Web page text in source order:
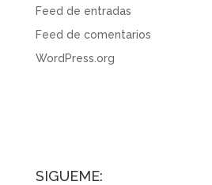
Feed de entradas
Feed de comentarios
WordPress.org
SÍGUEME: